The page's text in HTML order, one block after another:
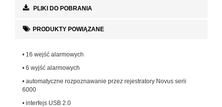
PLIKI DO POBRANIA
PRODUKTY POWIĄZANE
• 16 wejść alarmowych
• 6 wyjść alarmowych
• automatyczne rozpoznawanie przez rejestratory Novus serii
6000
• interfejs USB 2.0